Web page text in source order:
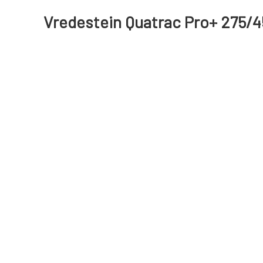
Vredestein Quatrac Pro+ 275/